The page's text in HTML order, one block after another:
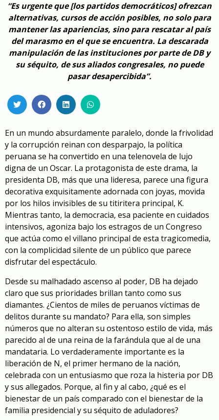
“Es urgente que [los partidos democráticos] ofrezcan
alternativas, cursos de acción posibles, no solo para
mantener las apariencias, sino para rescatar al país
del marasmo en el que se encuentra. La descarada
manipulación de las instituciones por parte de DB y
su séquito, de sus aliados congresales, no puede
pasar desapercibida”.
En un mundo absurdamente paralelo, donde la frivolidad
y la corrupción reinan con desparpajo, la política
peruana se ha convertido en una telenovela de lujo
digna de un Oscar. La protagonista de este drama, la
presidenta DB, más que una lideresa, parece una figura
decorativa exquisitamente adornada con joyas, movida
por los hilos invisibles de su titiritera principal, K.
Mientras tanto, la democracia, esa paciente en cuidados
intensivos, agoniza bajo los estragos de un Congreso
que actúa como el villano principal de esta tragicomedia,
con la complicidad silente de un público que parece
disfrutar del espectáculo.
Desde su malhadado ascenso al poder, DB ha dejado
claro que sus prioridades brillan tanto como sus
diamantes. ¿Cientos de miles de peruanos víctimas de
delitos durante su mandato? Para ella, son simples
números que no alteran su ostentoso estilo de vida, más
parecido al de una reina de la farándula que al de una
mandataria. Lo verdaderamente importante es la
liberación de N, el primer hermano de la nación,
celebrada con un entusiasmo que roza la histeria por DB
y sus allegados. Porque, al fin y al cabo, ¿qué es el
bienestar de un país comparado con el bienestar de la
familia presidencial y su séquito de aduladores?